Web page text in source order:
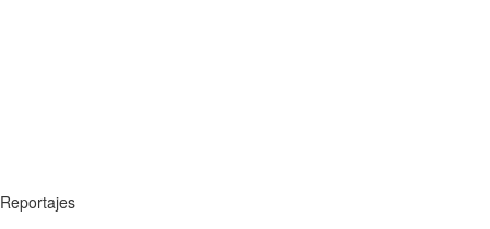
Reportajes